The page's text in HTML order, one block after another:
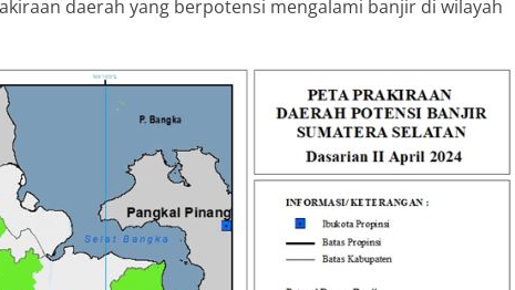
daerah yang berpotensi mengalami banjir di wilayah